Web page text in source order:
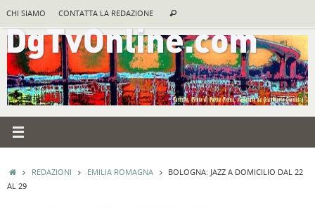
contenuto
CHI SIAMO CONTATTA LA REDAZIONE Cerca
HOMEREDAZIONI EMILIA ROMAGNA
BOLOGNA: JAZZ A DOMICILIO DAL 22
AL 29